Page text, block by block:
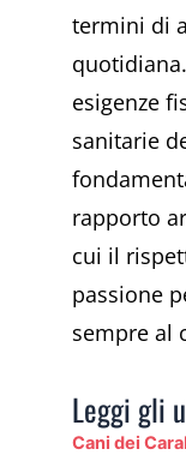
termini di
esigenze
sanitarie
rapporto
cui il
passione
sempre al
Leggi gli
Cani dei